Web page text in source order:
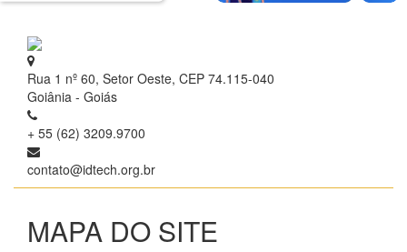
Rua 1 nº 60, Setor Oeste, CEP 74.115-040
Goiânia - Goiás
+ 55 (62) 3209.9700
contato@idtech.org.br
MAPA DO SITE